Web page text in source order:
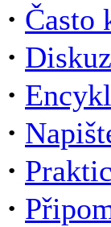
· Často
·
·
·
·
·